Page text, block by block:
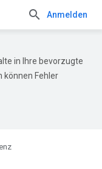
Anmelden
in Ihre bevorzugte
können Fehler